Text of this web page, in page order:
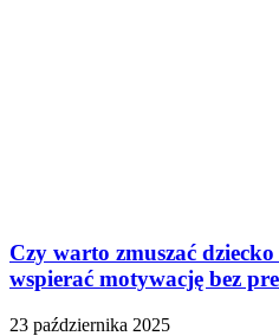
Czy warto zmuszać
wspierać motywację bez
23 października 2025